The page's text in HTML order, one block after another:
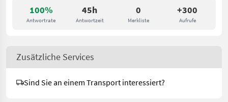
100%
Antwortrate
45h
Antwortzeit
0
Merkliste
+300
Aufrufe
Zusätzliche Services
Sind Sie an einem Transport interessiert?